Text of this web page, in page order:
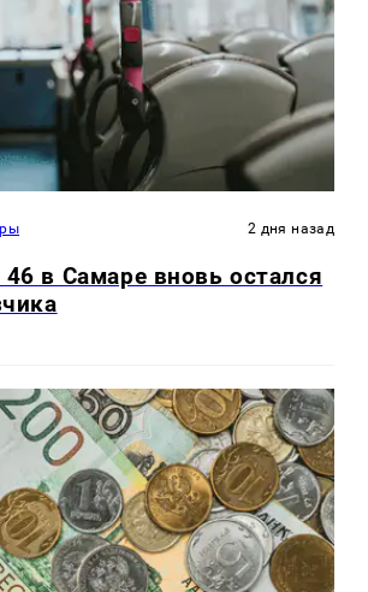
2 дня назад
в Самаре вновь остался